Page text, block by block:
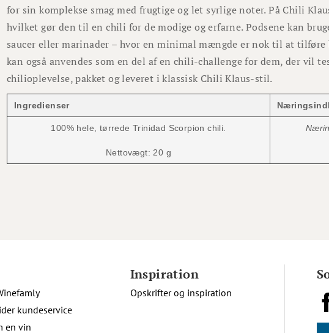
for sin komplekse smag med frugtige og let syrlige noter. På Chili
hvilket gør den til en chili for de modige og erfarne. Podsene kan
saucer eller marinader – hvor en minimal mængde er nok til at tilføre
kan også anvendes som en del af en chili-challenge for dem, der vil
chilioplevelse, pakket og leveret i klassisk Chili Klaus-stil.
Ingredienser
100% hele, tørrede Trinidad Scorpion chili.
Nettovægt: 20 g
kundeservice
en vin
Inspiration
Opskrifter og inspiration